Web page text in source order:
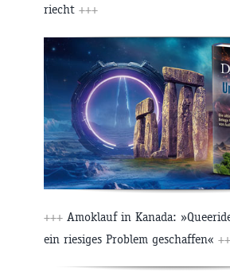
riecht +++
+++ Amoklauf in Kanada:
ein riesiges Problem geschaffen«